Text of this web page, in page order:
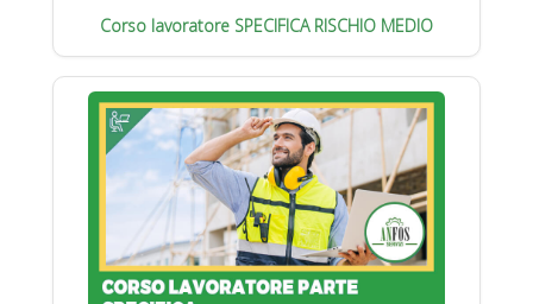
Corso lavoratore SPECIFICA RISCHIO MEDIO